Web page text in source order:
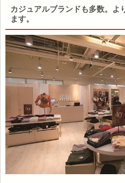
カジュアルブランドも多数。よ
ます。